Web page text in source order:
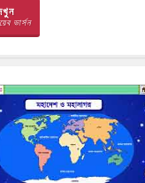
ভার্সন